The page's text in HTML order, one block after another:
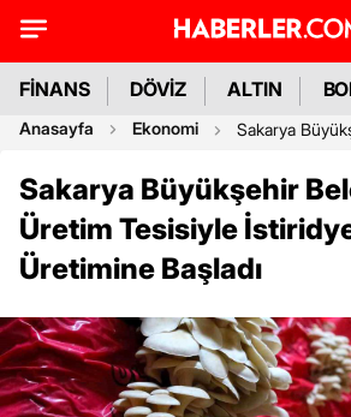
FİNANS DÖVİZ ALTIN
Anasayfa Ekonomi Sakarya
Sakarya Büyükşehir
Üretim Tesisiyle
Üretimine Başladı